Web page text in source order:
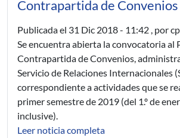
Contrapartida de Convenios
Publicada el 31 Dic 2018 - 11:42 , por
Se encuentra abierta la convocatoria al
Contrapartida de Convenios,
Servicio de Relaciones Internacionales
correspondiente a actividades que se
primer semestre de 2019 (del 1.º de
inclusive).
Leer noticia completa